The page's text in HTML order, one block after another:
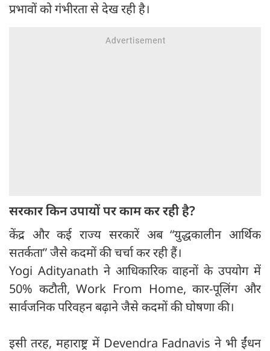
प्रभावों को गंभीरता से देख रही है।
सरकार किन उपायों पर काम कर रही है?
केंद्र और कई राज्य सरकारें अब “युद्धकालीन आर्थिक
सतर्कता” जैसे कदमों की चर्चा कर रही हैं।
Yogi Adityanath ने आधिकारिक वाहनों के उपयोग में
50% कटौती, Work From Home, कार-पूलिंग और
सार्वजनिक परिवहन बढ़ाने जैसे कदमों की घोषणा की।
इसी तरह, महाराष्ट्र में Devendra Fadnavis ने भी ईंधन